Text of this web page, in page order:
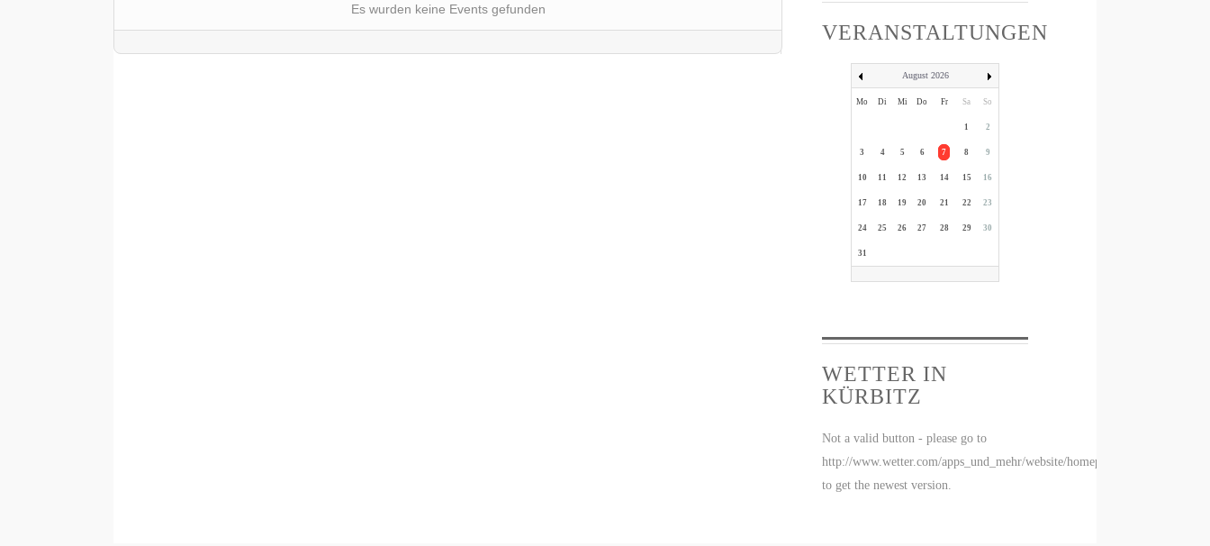
Es wurden keine Events gefunden
VERANSTALTUNGEN
August 2026
Mo Di Mi Do Fr Sa So
1 2
3 4 5 6 7 8 9
10 11 12 13 14 15 16
17 18 19 20 21 22 23
24 25 26 27 28 29 30
31
WETTER IN
KÜRBITZ
Not a valid button - please go to
http://www.wetter.com/apps_und_mehr/website/homepagewidget/
to get the newest version.